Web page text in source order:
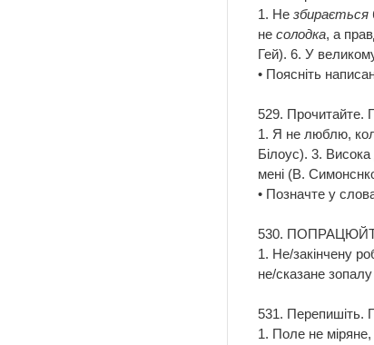
1. Не збирається
не солодка, а
Гей). 6. У
• Поясніть
529. Прочитайте.
1. Я не люблю,
Білоус). 3.
мені (В.
• Позначте у
530. ПОПРАЦЮЙТЕ
1. Не/закінчену
не/сказане
531. Перепишіть.
1. Поле не міряне,